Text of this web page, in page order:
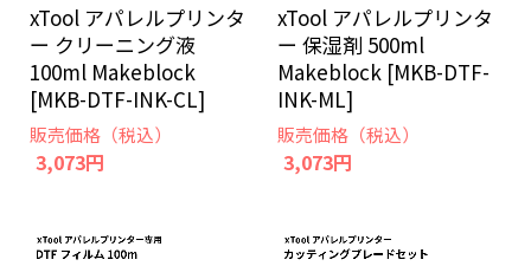
xTool アパレルプリンタ
ー クリーニング液
100ml Makeblock
[MKB-DTF-INK-CL]
販売価格（税込）
3,073円
xTool アパレルプリンタ
ー 保湿剤 500ml
Makeblock [MKB-DTF-
INK-ML]
販売価格（税込）
3,073円